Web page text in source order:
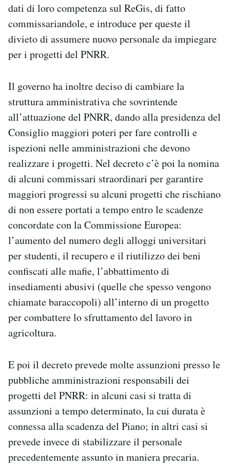
dati di loro competenza sul ReGis, di fatto
commissariandole, e introduce per queste il
divieto di assumere nuovo personale da impiegare
per i progetti del PNRR.
Il governo ha inoltre deciso di cambiare la
struttura amministrativa che sovrintende
all’attuazione del PNRR, dando alla presidenza del
Consiglio maggiori poteri per fare controlli e
ispezioni nelle amministrazioni che devono
realizzare i progetti. Nel decreto c’è poi la nomina
di alcuni commissari straordinari per garantire
maggiori progressi su alcuni progetti che rischiano
di non essere portati a tempo entro le scadenze
concordate con la Commissione Europea:
l’aumento del numero degli alloggi universitari
per studenti, il recupero e il riutilizzo dei beni
confiscati alle mafie, l’abbattimento di
insediamenti abusivi (quelle che spesso vengono
chiamate baraccopoli) all’interno di un progetto
per combattere lo sfruttamento del lavoro in
agricoltura.
E poi il decreto prevede molte assunzioni presso le
pubbliche amministrazioni responsabili dei
progetti del PNRR: in alcuni casi si tratta di
assunzioni a tempo determinato, la cui durata è
connessa alla scadenza del Piano; in altri casi si
prevede invece di stabilizzare il personale
precedentemente assunto in maniera precaria.